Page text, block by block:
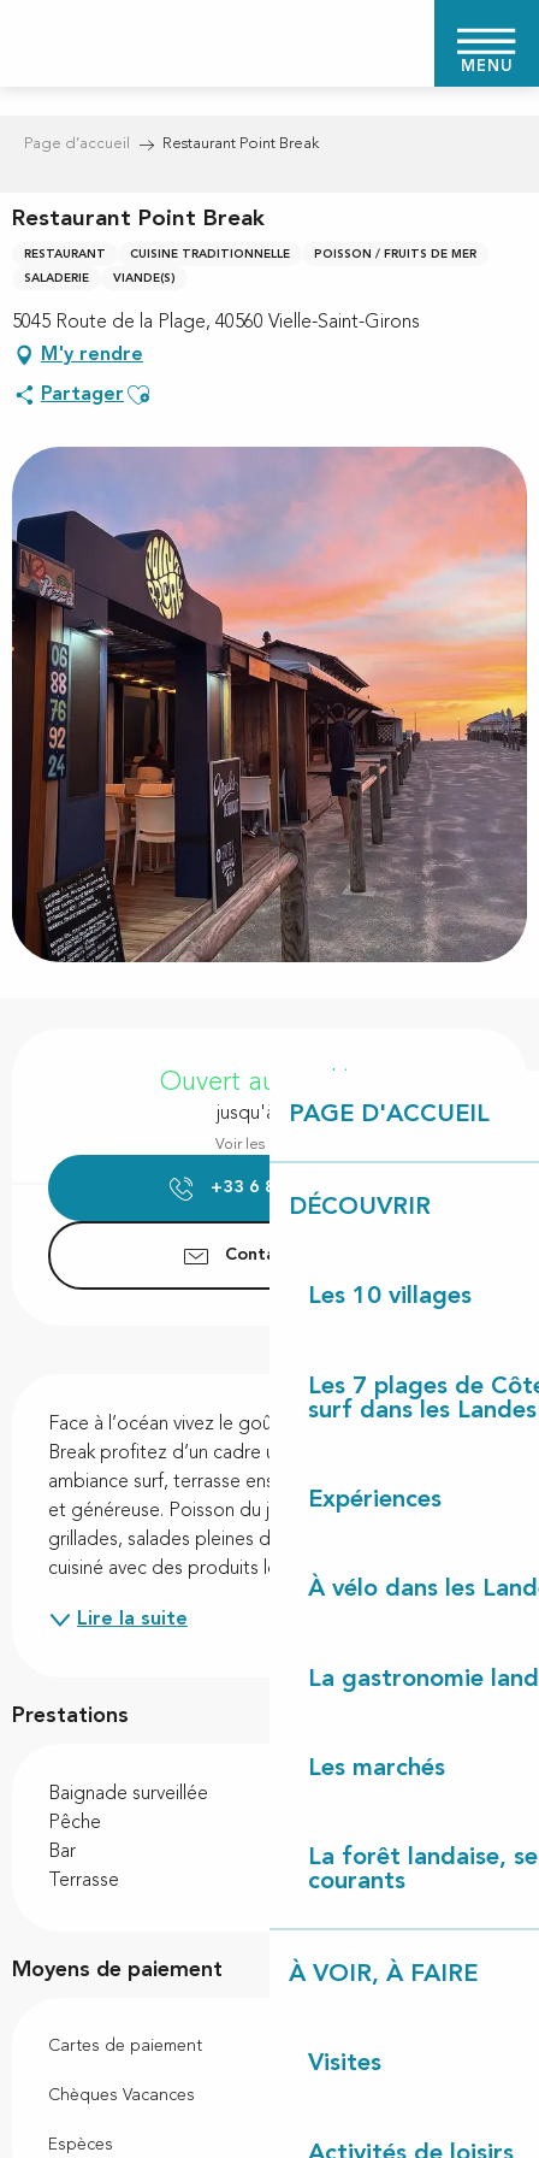
MENU
PAGE D'ACCUEIL
DÉCOUVRIR
Les 10 villages
Les 7 plages de
surf dans les Landes
Expériences
À vélo dans les
La gastronomie
Les marchés
La forêt landaise,
courants
À VOIR, À FAIRE
Visites
Page d’accueil Restaurant Point Break
Restaurant Point Break
RESTAURANT CUISINE TRADITIONNELLE
POISSON / FRUITS DE MER
SALADERIE
VIANDE(S)
5045 Route de la Plage, 40560 Vielle-Saint-Girons
M'y rendre
Partager Ajouter aux favoris
Ouvert aujourd'hui
jusqu'à 15:00
Voir les horaires
+33 6 88 76 92
Contactez-nous
Face à l’océan vivez le goût des vacances ! Au Point
Break profitez d’un cadre unique en bord de plage :
ambiance surf, terrasse ensoleillée et cuisine fraîche
et généreuse. Poisson du jour, fruits de mer,
grillades, salades pleines de saveurs…Tout est
cuisiné avec des produits locaux et de saison....
Lire la suite
Prestations
Baignade surveillée
Pêche
Bar
Terrasse
Moyens de paiement
Cartes de paiement
Chèques Vacances
Espèces